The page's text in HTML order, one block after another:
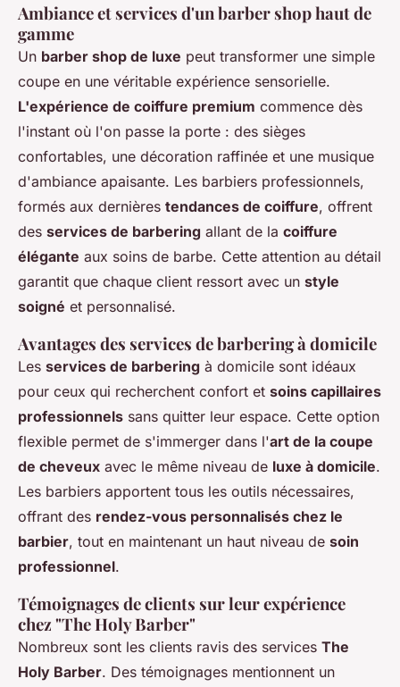
Ambiance et services d'un barber shop haut de
gamme
Un barber shop de luxe peut transformer une simple
coupe en une véritable expérience sensorielle.
L'expérience de coiffure premium commence dès
l'instant où l'on passe la porte : des sièges
confortables, une décoration raffinée et une musique
d'ambiance apaisante. Les barbiers professionnels,
formés aux dernières tendances de coiffure, offrent
des services de barbering allant de la coiffure
élégante aux soins de barbe. Cette attention au détail
garantit que chaque client ressort avec un style
soigné et personnalisé.
Avantages des services de barbering à domicile
Les services de barbering à domicile sont idéaux
pour ceux qui recherchent confort et soins capillaires
professionnels sans quitter leur espace. Cette option
flexible permet de s'immerger dans l'art de la coupe
de cheveux avec le même niveau de luxe à domicile.
Les barbiers apportent tous les outils nécessaires,
offrant des rendez-vous personnalisés chez le
barbier, tout en maintenant un haut niveau de soin
professionnel.
Témoignages de clients sur leur expérience
chez "The Holy Barber"
Nombreux sont les clients ravis des services The
Holy Barber. Des témoignages mentionnent un